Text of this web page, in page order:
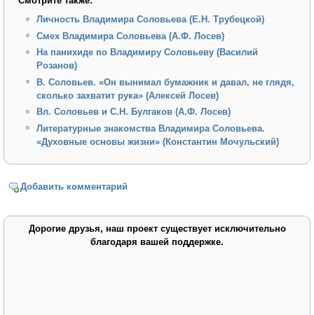
Личность Владимира Соловьева (Е.Н. Трубецкой)
Смех Владимира Соловьева (А.Ф. Лосев)
На панихиде по Владимиру Соловьеву (Василий
Розанов)
В. Соловьев. «Он вынимал бумажник и давал, не глядя,
сколько захватит рука» (Алексей Лосев)
Вл. Соловьев и С.Н. Булгаков (А.Ф. Лосев)
Литературные знакомства Владимира Соловьева.
«Духовные основы жизни» (Константин Мочульский)
Добавить комментарий
Дорогие друзья, наш проект существует исключительно
благодаря вашей поддержке.